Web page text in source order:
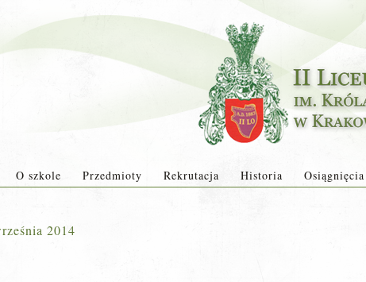
O szkole Przedmioty Rekrutacja Historia Osiągnięcia
2014